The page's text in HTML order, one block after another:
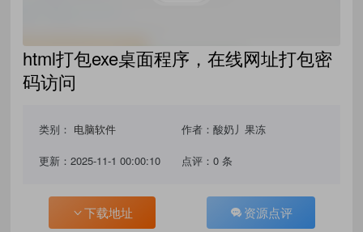
html打包exe桌面程序，在线网址打包密
码访问
类别： 电脑软件 作者：酸奶丿果冻
更新：2025-11-1 00:00:10 点评：0 条
下载地址 资源点评